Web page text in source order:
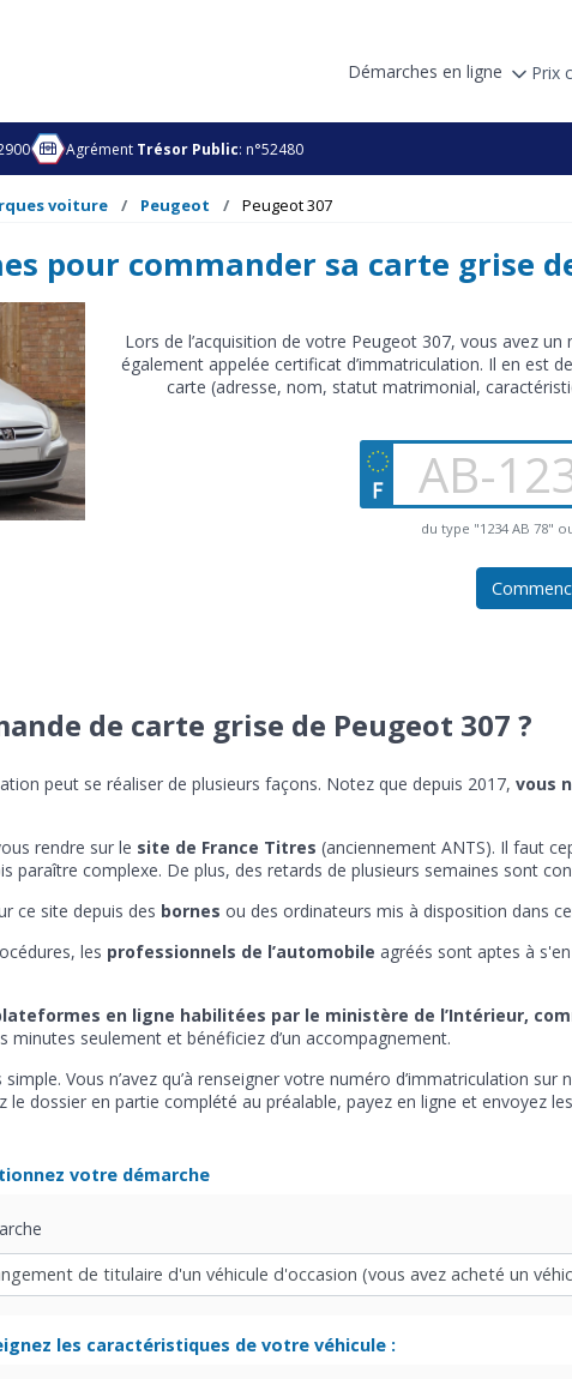
Démarches en ligne Prix
Agrément Trésor Public: n°52480
voiture Peugeot Peugeot 307
pour commander sa carte grise
Lors de l’acquisition de votre Peugeot 307, vous avez
également appelée certificat d’immatriculation. Il en est
carte (adresse, nom, statut matrimonial,
du type "1234 AB 78"
de carte grise de Peugeot 307 ?
peut se réaliser de plusieurs façons. Notez que depuis 2017, vous
rendre sur le site de France Titres (anciennement ANTS). Il faut
paraître complexe. De plus, des retards de plusieurs semaines sont
ce site depuis des bornes ou des ordinateurs mis à disposition dans
les professionnels de l’automobile agréés sont aptes à
en ligne habilitées par le ministère de l’Intérieur,
minutes seulement et bénéficiez d’un accompagnement.
Vous n’avez qu’à renseigner votre numéro d’immatriculation
le dossier en partie complété au préalable, payez en ligne et envoyez
votre démarche
les caractéristiques de votre véhicule :